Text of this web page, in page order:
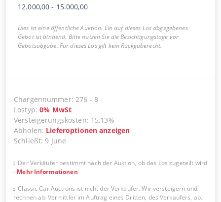
12.000,00 - 15.000,00
Dies ist eine öffentliche Auktion. Ein auf dieses Los abgegebenes
Gebot ist bindend. Bitte nutzen Sie die Besichtigungstage vor
Gebotsabgabe. Für dieses Los gilt kein Rückgaberecht.
Chargennummer:276 - 8
Lostyp:0% MwSt
Versteigerungskosten: 15,13%
Abholen: Lieferoptionen anzeigen
Schließt: 9 June
Der Verkäufer bestimmt nach der Auktion, ob das Los zugeteilt wird
- Mehr Informationen
Classic Car Auctions ist nicht der Verkäufer. Wir versteigern und
rechnen als Vermittler im Auftrag eines Dritten, des Verkäufers, ab.